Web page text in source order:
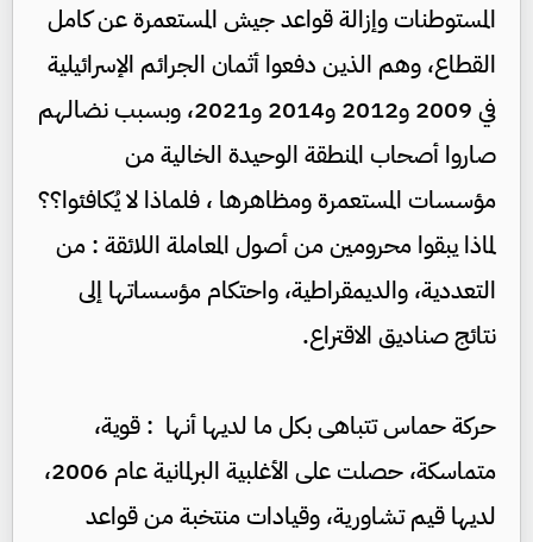
المستوطنات وإزالة قواعد جيش المستعمرة عن كامل
القطاع، وهم الذين دفعوا أثمان الجرائم الإسرائيلية
في 2009 و2012 و2014 و2021، وبسبب نضالهم
صاروا أصحاب المنطقة الوحيدة الخالية من
مؤسسات المستعمرة ومظاهرها ، فلماذا لا يُكافئوا؟؟
لماذا يبقوا محرومين من أصول المعاملة اللائقة : من
التعددية، والديمقراطية، واحتكام مؤسساتها إلى
نتائج صناديق الاقتراع.
حركة حماس تتباهى بكل ما لديها أنها : قوية،
متماسكة، حصلت على الأغلبية البرلمانية عام 2006،
لديها قيم تشاورية، وقيادات منتخبة من قواعد